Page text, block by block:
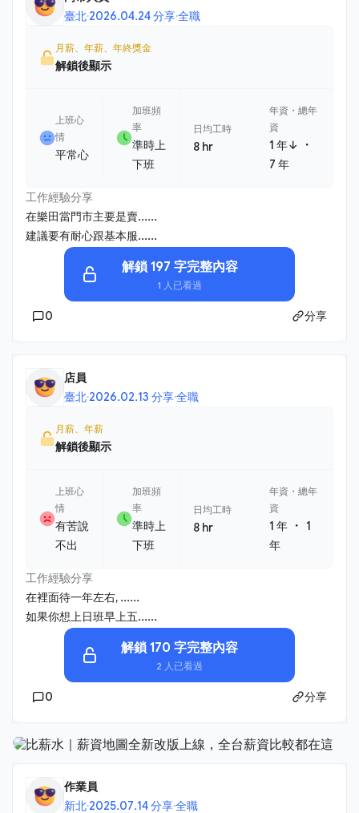
臺北·2026.04.24 分享·全職
月薪、年薪、年終獎金
解鎖後顯示
上班心
情
平常心
加班頻
率
準時上
下班
日均工時
8 hr
年資・總年
資
1 年↓ ・
7 年
工作經驗分享
在樂田當門市主要是賣......
建議要有耐心跟基本服......
解鎖 197 字完整內容
1 人已看過
0 分享
店員
臺北·2026.02.13 分享·全職
月薪、年薪
解鎖後顯示
上班心
情
有苦說
不出
加班頻
率
準時上
下班
日均工時
8 hr
年資・總年
資
1 年 ・1
年
工作經驗分享
在裡面待一年左右, ......
如果你想上日班早上五......
解鎖 170 字完整內容
2 人已看過
0 分享
作業員
新北·2025.07.14 分享·全職